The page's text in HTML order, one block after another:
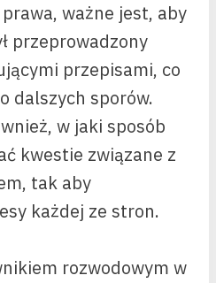
ważne jest, aby
przeprowadzony
przepisami, co
dalszych sporów.
w jaki sposób
kwestie związane z
tak aby
każdej ze stron.
rozwodowym w